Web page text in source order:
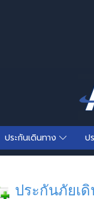
ประกันเดินทาง ป
ประกันภัยเ